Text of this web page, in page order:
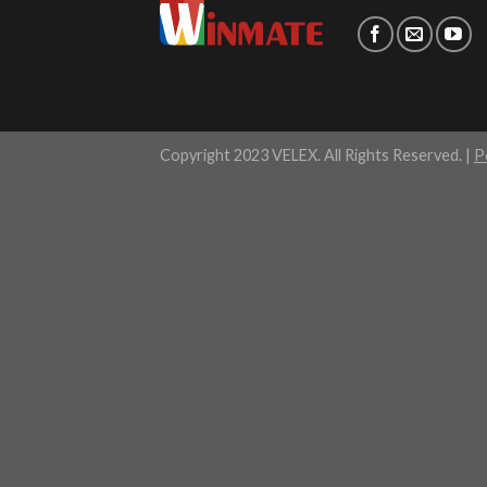
Copyright 2023 VELEX. All Rights Reserved. |